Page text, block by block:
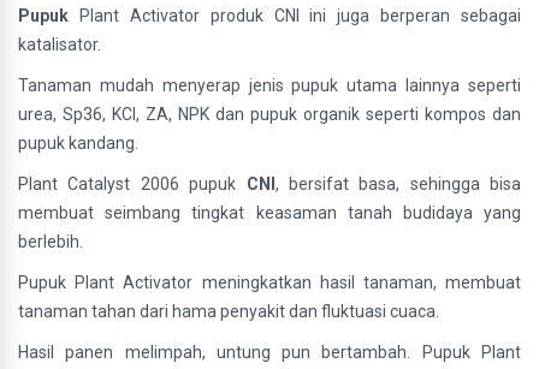
Pupuk Plant Activator produk CNI ini juga berperan sebagai
katalisator.
Tanaman mudah menyerap jenis pupuk utama lainnya seperti
urea, Sp36, KCl, ZA, NPK dan pupuk organik seperti kompos dan
pupuk kandang.
Plant Catalyst 2006 pupuk CNI , bersifat basa, sehingga bisa
membuat seimbang tingkat keasaman tanah budidaya yang
berlebih.
Pupuk Plant Activator meningkatkan hasil tanaman, membuat
tanaman tahan dari hama penyakit dan fluktuasi cuaca.
Hasil panen melimpah, untung pun bertambah. Pupuk Plant